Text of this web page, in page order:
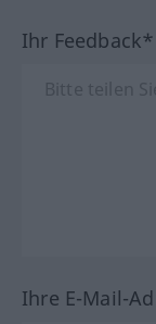
Ihr Feedback*
Ihre E-Mail-